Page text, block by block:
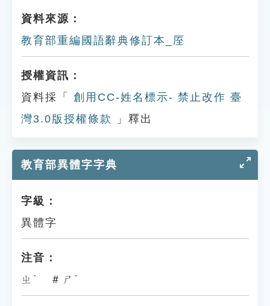
資料來源：
教育部重編國語辭典修訂本_厔
授權資訊：
資料採「
創用CC-姓名標示- 禁止改作 臺
灣3.0版授權條款
」釋出
教育部異體字字典
字級：
異體字
注音：
ㄓˋ ＃ㄕˋ